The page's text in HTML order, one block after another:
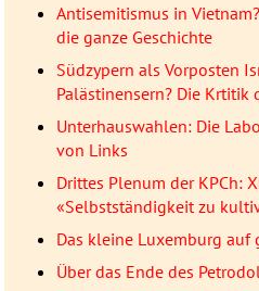
Antisemitismus in
die ganze Geschichte
Südzypern als Vorposten
Palästinensern? Die Krtitik
Unterhauswahlen: Die
von Links
Drittes Plenum der KPCh:
«Selbstständigkeit zu
Das kleine Luxemburg auf
Über das Ende des